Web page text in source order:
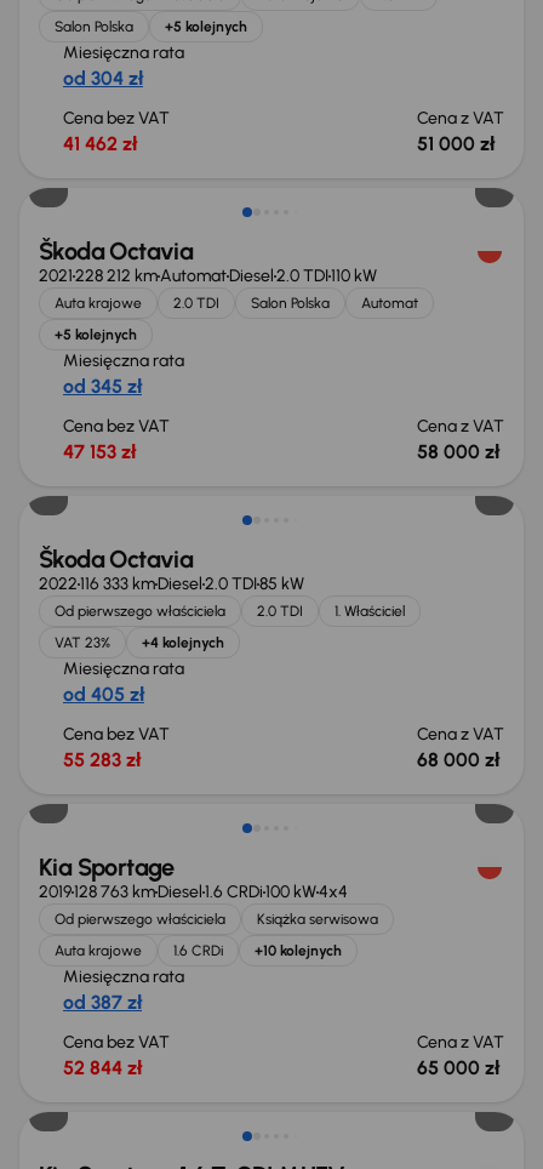
Salon Polska
+5 kolejnych
Miesięczna rata
od 304 zł
Cena bez VAT
41 462 zł
Cena z VAT
51 000 zł
Taniej o 1 000 zł
Škoda Octavia
2021228 212 kmAutomatDiesel2.0 TDI110 kW
Auta krajowe 2.0 TDI Salon Polska
Automat
+5 kolejnych
Miesięczna rata
od 345 zł
Cena bez VAT
47 153 zł
Cena z VAT
58 000 zł
Możliwość odliczenia VAT
Škoda Octavia
2022116 333 kmDiesel2.0 TDI85 kW
Od pierwszego właściciela 2.0 TDI
1. Właściciel
VAT 23%
+4 kolejnych
Miesięczna rata
od 405 zł
Cena bez VAT
55 283 zł
Cena z VAT
68 000 zł
Możliwość odliczenia VAT
Kia Sportage
2019128 763 kmDiesel1.6 CRDi100 kW4x4
Od pierwszego właściciela
Książka serwisowa
Auta krajowe
1.6 CRDi +10 kolejnych
Miesięczna rata
od 387 zł
Cena bez VAT
52 844 zł
Cena z VAT
65 000 zł
Taniej o 2 000 zł